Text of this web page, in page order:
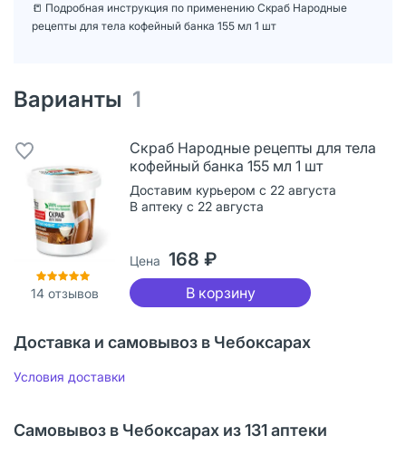
📒 Подробная инструкция по применению Скраб Народные
рецепты для тела кофейный банка 155 мл 1 шт
Варианты 1
14отзывов
Скраб Народные рецепты для тела
кофейный банка 155 мл 1 шт
Доставим курьером с 22 августа
В аптеку с 22 августа
Цена 168 ₽
В корзину
Доставка и самовывоз в Чебоксарах
Условия доставки
Самовывоз в Чебоксарах из 131 аптеки